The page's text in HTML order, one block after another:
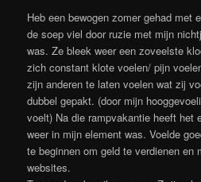
Heb een bewogen zomer gehad met
de soep viel door ruzie met mijn
was. Ze bleek weer een zoveelste
zich constant klote voelen/ pijn
zijn anderen te laten voelen wat zij
dubbel gepakt. (door mijn
voelt) Na die rampvakantie heeft het
weer in mijn element was. Voelde
te beginnen om geld te verdienen en
websites.